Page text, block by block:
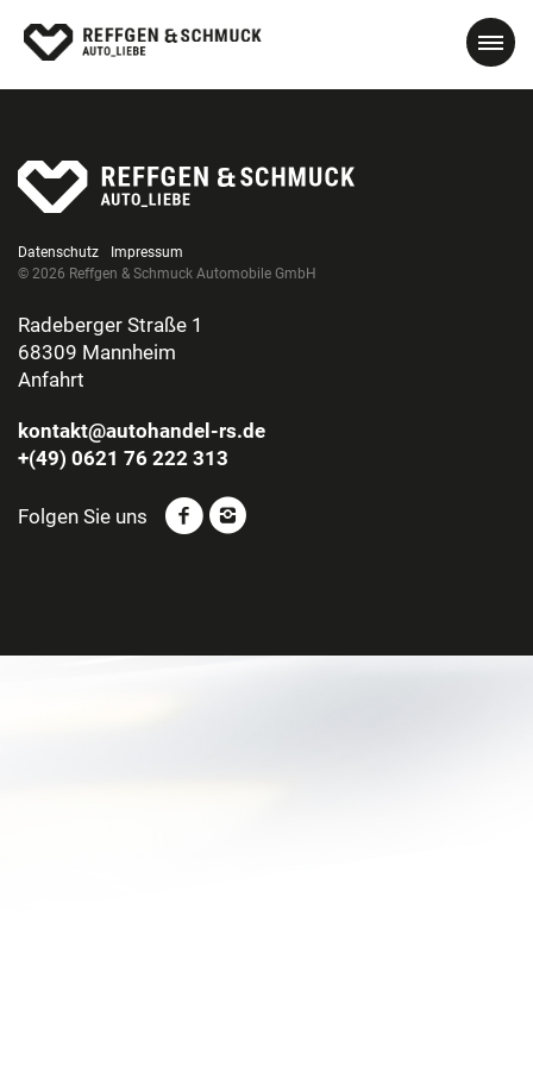
Datenschutz
Impressum
© 2026 Reffgen & Schmuck Automobile GmbH
Radeberger Straße 1
68309 Mannheim
Anfahrt
kontakt@autohandel-rs.de
+(49) 0621 76 222 313
Folgen Sie uns